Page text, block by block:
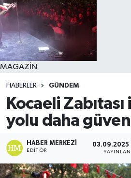
MAGAZİN
HABERLER GÜNDEM
Kocaeli Zabıtası
yolu daha
HABER MERKEZI
EDITÖR
03.09.2025
EKONOMİ
EĞİTİM
SAĞLIK
MAGAZİN
SPOR
Tüm Manşetler
Son Dakika Haberleri
Haber Arşivi